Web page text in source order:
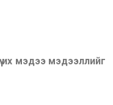
их мэдээ мэдээллийг